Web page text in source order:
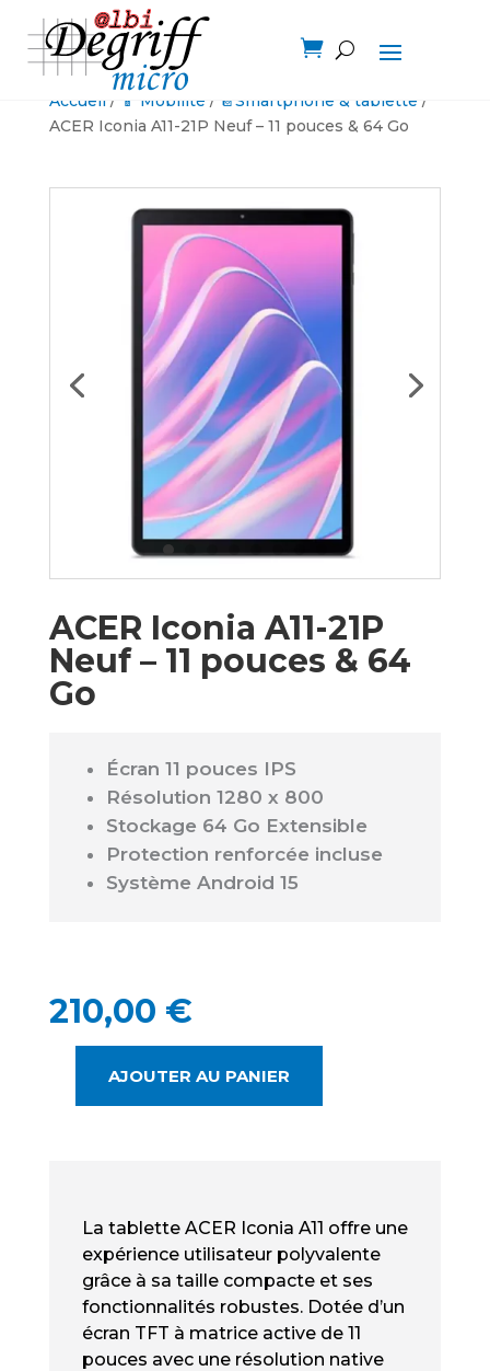

Accueil/ 📱 Mobilité / 📔Smartphone & tablette /
ACER Iconia A11-21P Neuf – 11 pouces & 64 Go
ACER Iconia A11-21P
Neuf – 11 pouces & 64
Go
Écran 11 pouces IPS
Résolution 1280 x 800
Stockage 64 Go Extensible
Protection renforcée incluse
Système Android 15
210,00 €
QUANTITÉ
NEUF
POUCES
AJOUTER AU PANIER
La tablette ACER Iconia A11 offre une
expérience utilisateur polyvalente
grâce à sa taille compacte et ses
fonctionnalités robustes. Dotée d’un
écran TFT à matrice active de 11
pouces avec une résolution native